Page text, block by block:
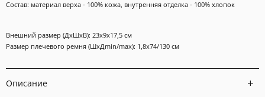
Состав: материал верха - 100% кожа, внутренняя отделка - 100% хлопок
Внешний размер (ДхШхВ): 23х9х17,5 см
Размер плечевого ремня (ШхДmin/max): 1,8х74/130 cм
Описание